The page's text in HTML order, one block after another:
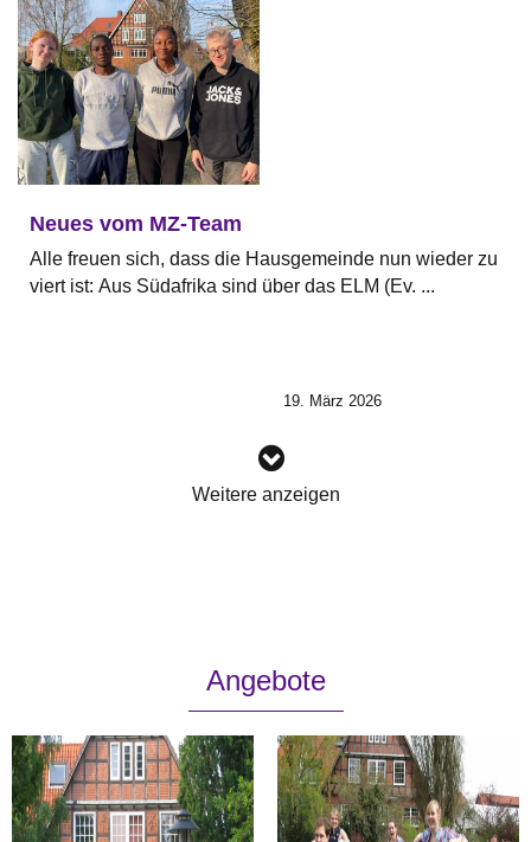
Neues vom MZ-Team
Alle freuen sich, dass die Hausgemeinde nun wieder zu
viert ist: Aus Südafrika sind über das ELM (Ev. ...
19. März 2026
Weitere anzeigen
Angebote